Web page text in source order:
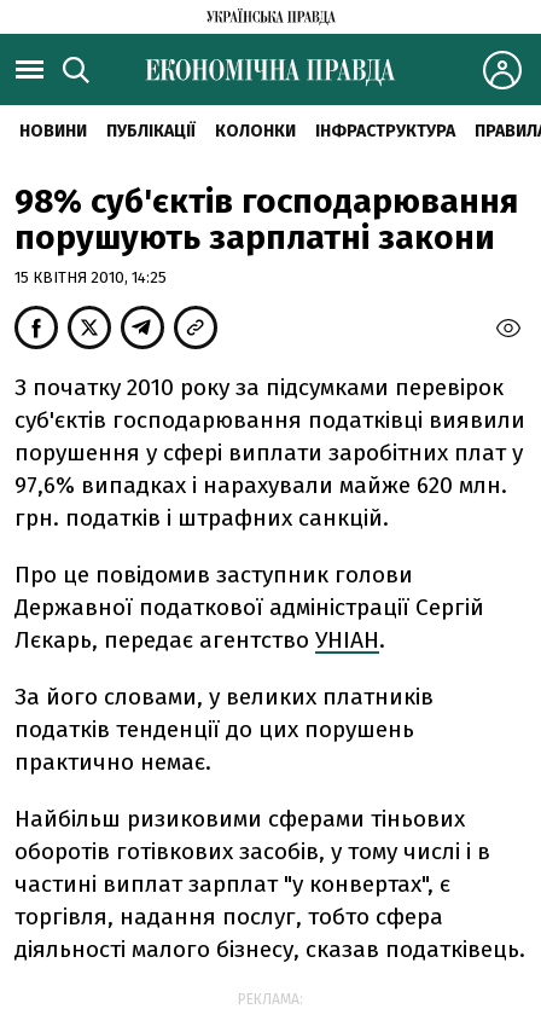
НОВИНИ ПУБЛІКАЦІЇ КОЛОНКИ ІНФРАСТРУКТУРА
98% суб'єктів господарювання
порушують зарплатні закони
15 КВІТНЯ 2010, 14:25
З початку 2010 року за підсумками перевірок
суб'єктів господарювання податківці виявили
порушення у сфері виплати заробітних плат у
97,6% випадках і нарахували майже 620 млн.
грн. податків і штрафних санкцій.
Про це повідомив заступник голови
Державної податкової адміністрації Сергій
Лєкарь, передає агентство УНІАН.
За його словами, у великих платників
податків тенденції до цих порушень
практично немає.
Найбільш ризиковими сферами тіньових
оборотів готівкових засобів, у тому числі і в
частині виплат зарплат "у конвертах", є
торгівля, надання послуг, тобто сфера
діяльності малого бізнесу, сказав податківець.
РЕКЛАМА: